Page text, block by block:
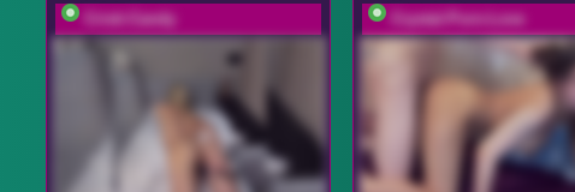
Cristi-Candy Crystal-Porn-Love